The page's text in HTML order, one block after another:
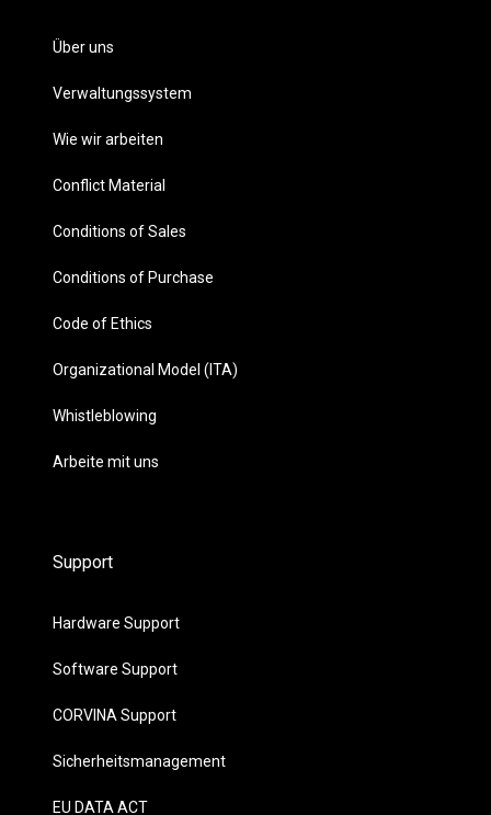
Über uns
Verwaltungssystem
Wie wir arbeiten
Conflict Material
Conditions of Sales
Conditions of Purchase
Code of Ethics
Organizational Model (ITA)
Whistleblowing
Arbeite mit uns
Support
Hardware Support
Software Support
CORVINA Support
Sicherheitsmanagement
EU DATA ACT